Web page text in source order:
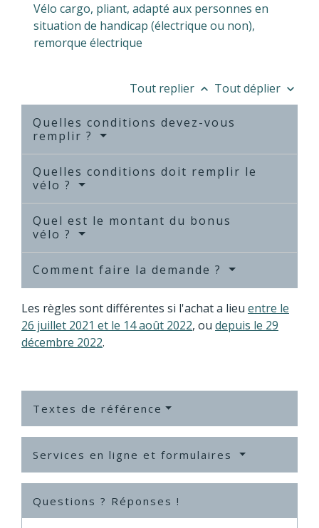
Vélo cargo, pliant, adapté aux personnes en
situation de handicap (électrique ou non),
remorque électrique
Tout replier keyboard_arrow_up Tout déplier keyboard_arrow_down
Quelles conditions devez-vous
remplir ?
Quelles conditions doit remplir le
vélo ?
Quel est le montant du bonus
vélo ?
Comment faire la demande ?
Les règles sont différentes si l'achat a lieu entre le
26 juillet 2021 et le 14 août 2022, ou depuis le 29
décembre 2022.
Textes de référence
Services en ligne et formulaires
Questions ? Réponses !